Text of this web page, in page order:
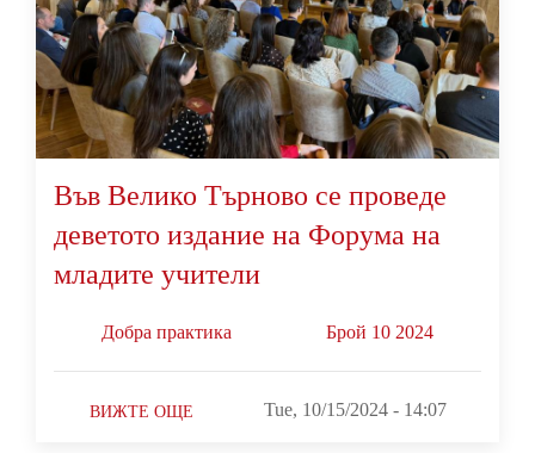
Във Велико Търново се проведе
деветото издание на Форума на
младите учители
Добра практика Брой 10 2024
ВИЖТЕ ОЩЕ Tue, 10/15/2024 - 14:07